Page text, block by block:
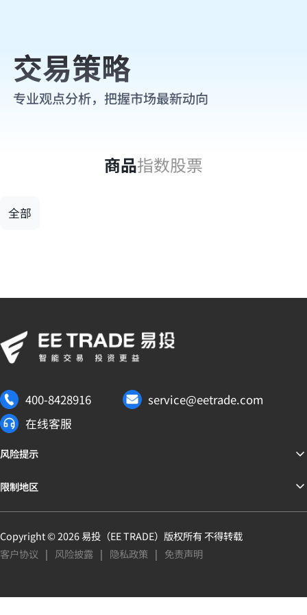
交易策略
专业观点分析，把握市场最新动向
商品指数股票
全部
400-8428916
service@eetrade.com
在线客服
风险提示
限制地区
Copyright ©2026易投（EE TRADE）版权所有 不得转载
客户协议 | 风险披露 | 隐私政策 | 免责声明